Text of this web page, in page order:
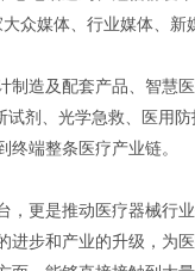
众媒体、行业媒体、
造及配套产品、智慧
剂、光学急救、医用
端整条医疗产业链。
更是推动医疗器械行
步和产业的升级，为